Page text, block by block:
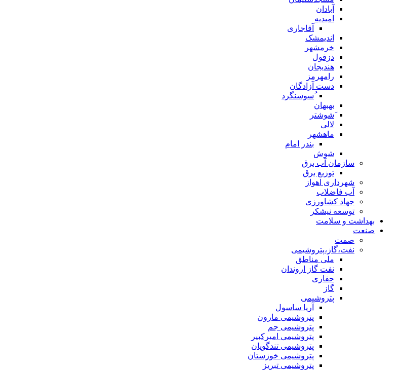
آبادان
امیدیه
آقاجاری
اندیمشک
خرمشهر
دزفول
هندیجان
رامهرمز
دست آزادگان
ُسوسنگرد
بهبهان
َشوشتر
لالی
ماهشهر
بندر امام
شوش
سازمان آب برق
توزیع برق
شهرداری اهواز
آب فاضلاب
جهاد کشاورزی
توسعه نیشکر
بهداشت و سلامت
صنعت
صمت
نفت،گاز،پتروشیمی
ملی مناطق
نفت گاز اروندان
حفاری
گاز
پتروشیمی
آریا ساسول
پتروشیمی مارون
پتروشیمی جم
پتروشیمی امیرکبیر
پتروشیمی تندگویان
پتروشیمی خوزستان
پتروشیمی تبریز